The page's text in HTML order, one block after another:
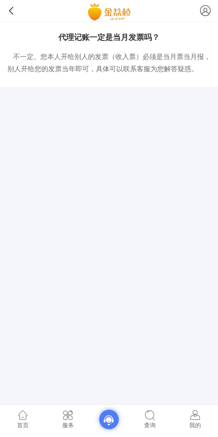
代理记账一定是当月发票吗？
不一定。您本人开给别人的发票（收入票）必须是当月票当月报，
别人开给您的发票当年即可，具体可以联系客服为您解答疑惑。
首页 服务 查询 我的